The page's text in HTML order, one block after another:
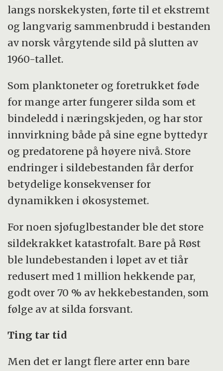
langs norskekysten, førte til et ekstremt
og langvarig sammenbrudd i bestanden
av norsk vårgytende sild på slutten av
1960-tallet.
Som planktoneter og foretrukket føde
for mange arter fungerer silda som et
bindeledd i næringskjeden, og har stor
innvirkning både på sine egne byttedyr
og predatorene på høyere nivå. Store
endringer i sildebestanden får derfor
betydelige konsekvenser for
dynamikken i økosystemet.
For noen sjøfuglbestander ble det store
sildekrakket katastrofalt. Bare på Røst
ble lundebestanden i løpet av et tiår
redusert med 1 million hekkende par,
godt over 70 % av hekkebestanden, som
følge av at silda forsvant.
Ting tar tid
Men det er langt flere arter enn bare